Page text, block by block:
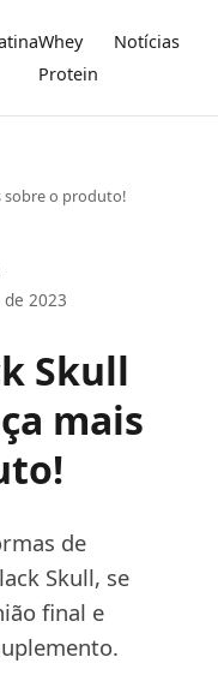
Whey
Protein
Notícias
sobre o produto!
2023
Skull
mais
de
Skull, se
final e